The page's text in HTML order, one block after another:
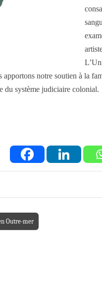
notre soutien à la
du système judiciaire colonial.
Outre-mer